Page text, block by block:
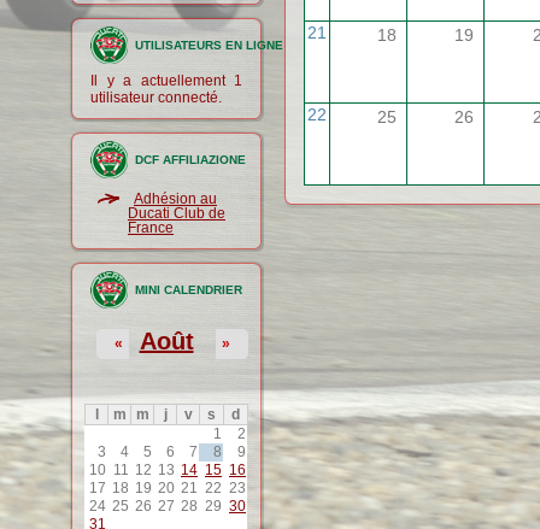
UTILISATEURS EN LIGNE
Il y a actuellement 1
utilisateur connecté.
DCF AFFILIAZIONE
Adhésion au
Ducati Club de
France
MINI CALENDRIER
Août
« »
m m j v s
d
1
2
3
4 5 6 7 8
9
10 11 12 13 14 15 16
17 18 19 20 21 22 23
24 25 26 27 28 29 30
31
21 18 19
22 25 26